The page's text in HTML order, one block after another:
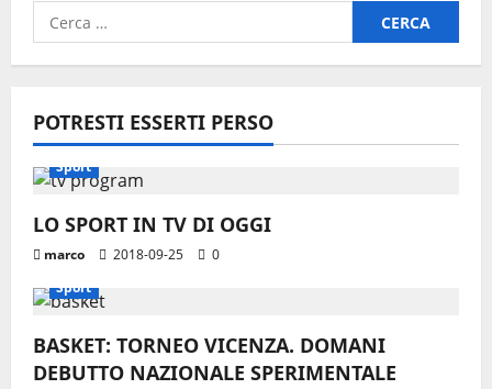
Ricerca
per:
POTRESTI ESSERTI PERSO
Sport
LO SPORT IN TV DI OGGI
marco 2018-09-25
0
Sport
BASKET: TORNEO VICENZA. DOMANI
DEBUTTO NAZIONALE SPERIMENTALE